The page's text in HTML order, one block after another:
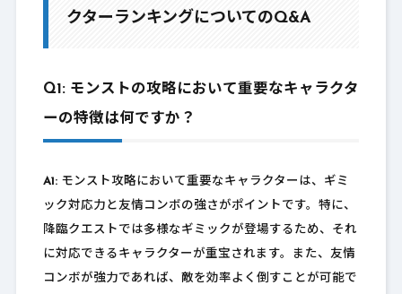
クターランキングについてのQ&A
Q1: モンストの攻略において重要なキャラクタ
ーの特徴は何ですか？
A1:モンスト攻略において重要なキャラクターは、ギミ
ック対応力と友情コンボの強さがポイントです。特に、
降臨クエストでは多様なギミックが登場するため、それ
に対応できるキャラクターが重宝されます。また、友情
コンボが強力であれば、敵を効率よく倒すことが可能で